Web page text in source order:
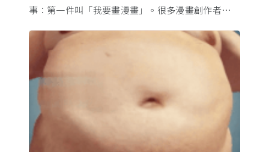
事：第一件叫「我要畫漫畫」。很多漫畫創作者從小
畫畫怎麼活？」